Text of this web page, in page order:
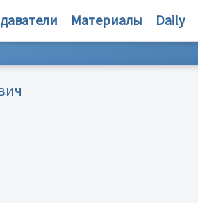
Материалы Daily